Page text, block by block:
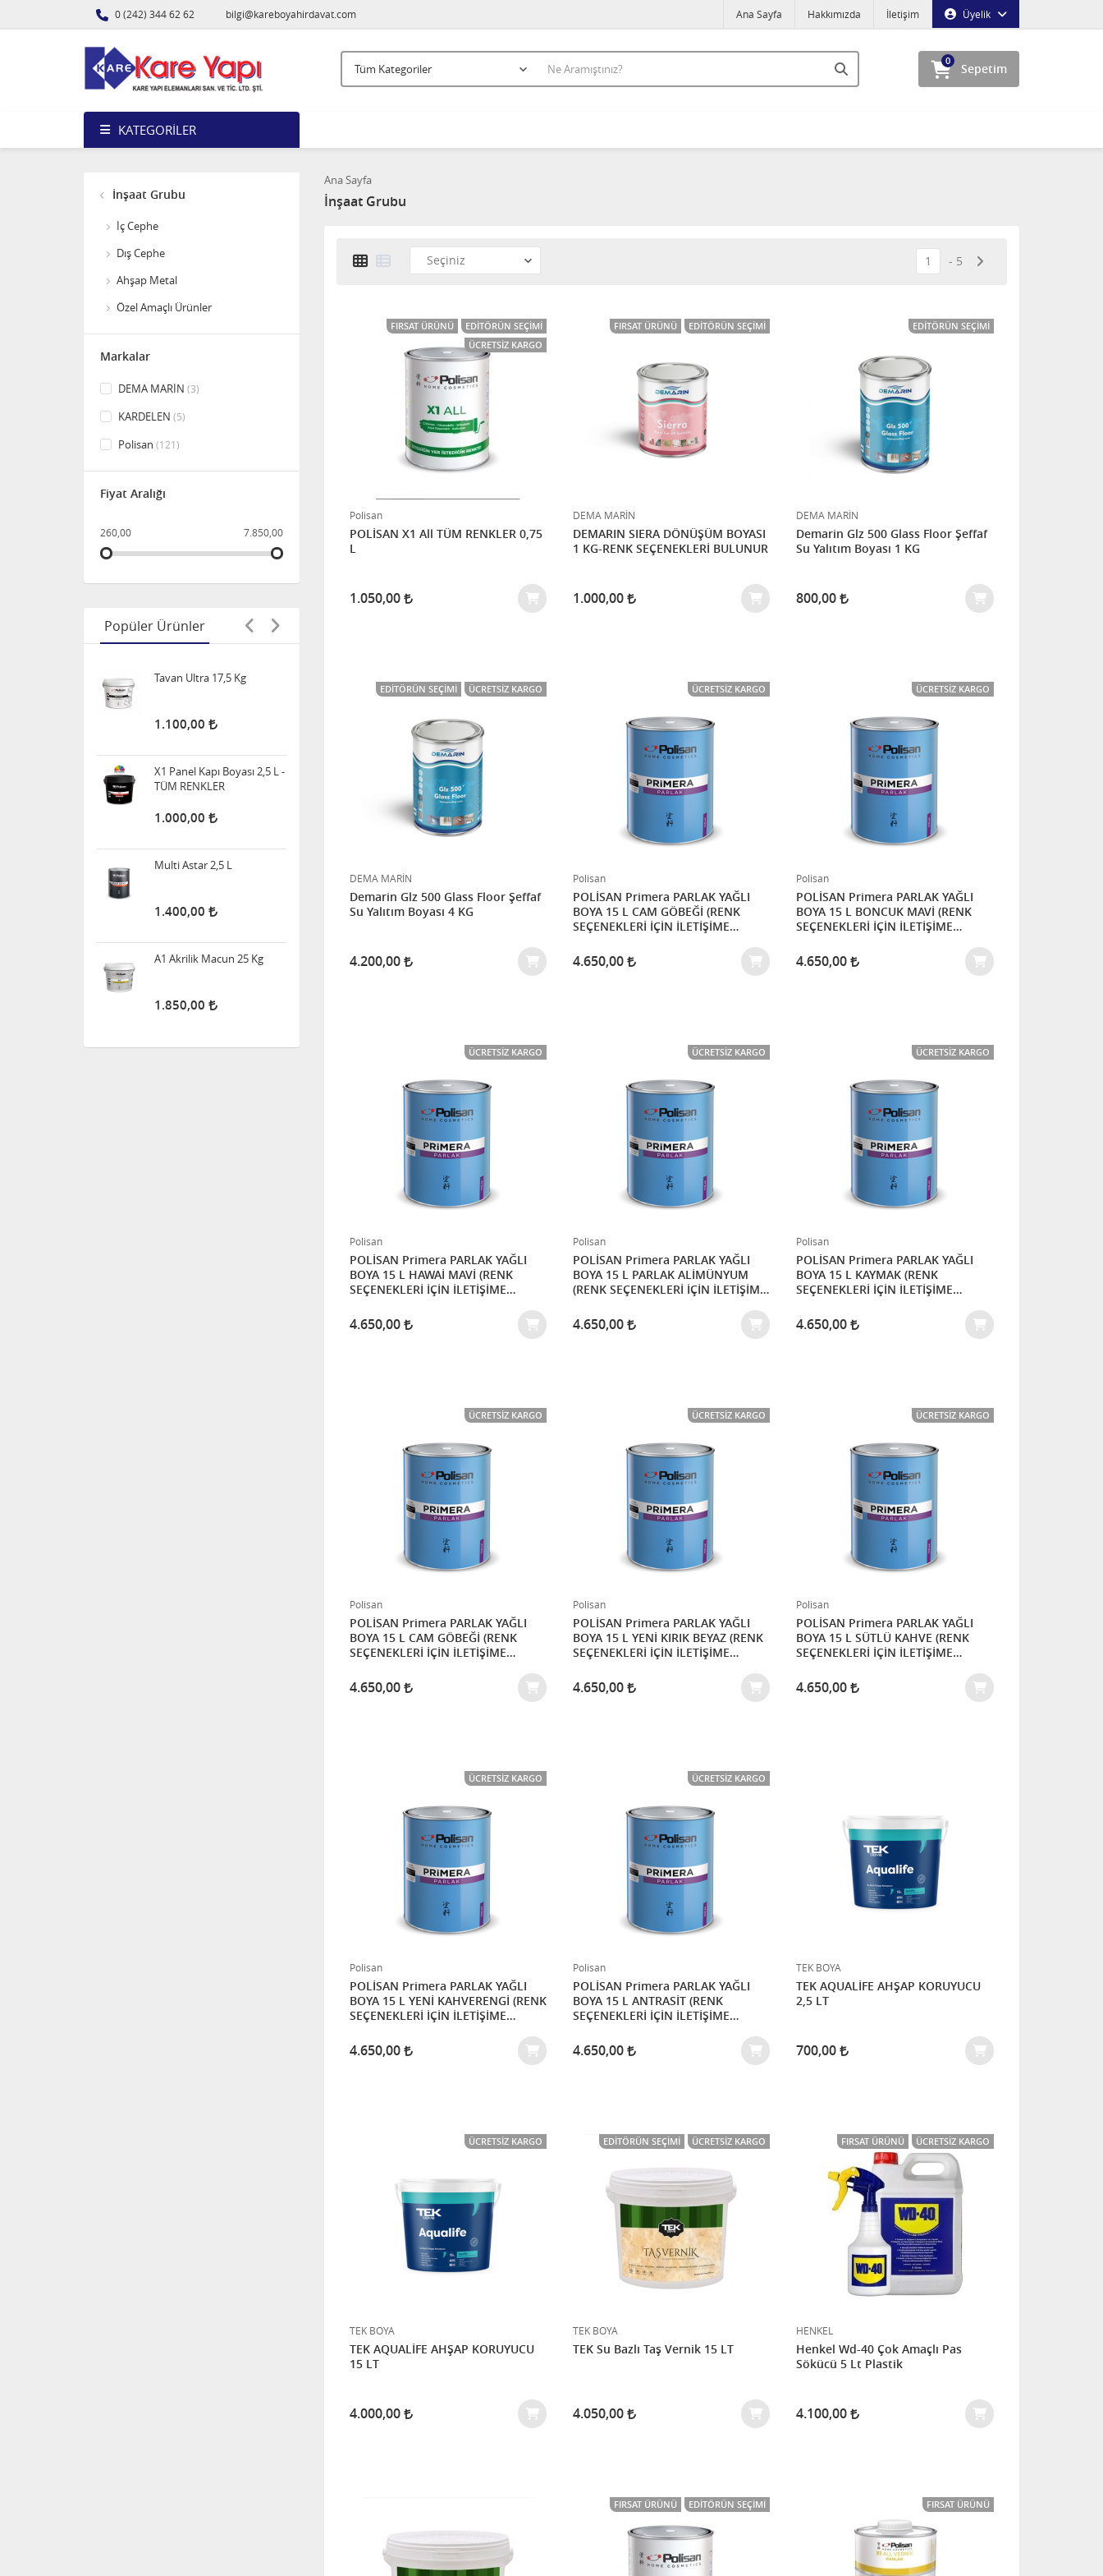
0 (242) 344 62 62 bilgi@kareboyahirdavat.com Üyelik
Ana Sayfa Hakkımızda İletişim
Sepetim
0
KATEGORILER
İnşaat Grubu
İç Cephe
Dış Cephe
Ahşap Metal
Özel Amaçlı Ürünler
Markalar
DEMA MARİN (3)
KARDELEN (5)
Polisan (121)
Fiyat Aralığı
260,00 7.850,00
Popüler Ürünler
Kg
1.450,00
Perla Sera Antipas 20 Kg
KORUYUCU 2,5 LT
700,00
Çatı Elyaflı 20 Kg
Tavan Ultra 17,5 Kg
1.100,00
X1 Panel Kapı Boyası 2,5 L -
1.000,00
Multi Astar 2,5 L
1.400,00
A1 Akrilik Macun 25 Kg
1.850,00
Elegans Extra Tavan 17,5
1.450,00
Ana Sayfa
İnşaat Grubu
1 5
FIRSAT ÜRÜNÜ
EDITÖRÜN SEÇIMI
ÜCRETSIZ KARGO
Polisan
POLİSAN X1 All TÜM RENKLER 0,75
L
1.050,00
FIRSAT ÜRÜNÜ EDITÖRÜN SEÇIMI
DEMA MARİN
DEMARIN SIERA DÖNÜŞÜM BOYASI
1 KG-RENK SEÇENEKLERİ BULUNUR
1.000,00
EDITÖRÜN SEÇIMI
DEMA MARİN
Demarin Glz 500 Glass Floor Şeffaf
Su Yalıtım Boyası 1 KG
800,00
EDITÖRÜN SEÇIMI ÜCRETSIZ KARGO
DEMA MARİN
Demarin Glz 500 Glass Floor Şeffaf
Su Yalıtım Boyası 4 KG
4.200,00
ÜCRETSIZ KARGO
Polisan
POLİSAN Primera PARLAK YAĞLI
BOYA 15 L CAM GÖBEĞİ (RENK
SEÇENEKLERİ İÇİN İLETİŞİME
4.650,00
ÜCRETSIZ KARGO
Polisan
POLİSAN Primera PARLAK YAĞLI
BOYA 15 L BONCUK MAVİ (RENK
SEÇENEKLERİ İÇİN İLETİŞİME
4.650,00
ÜCRETSIZ KARGO
Polisan
POLİSAN Primera PARLAK YAĞLI
BOYA 15 L HAWAİ MAVİ (RENK
SEÇENEKLERİ İÇİN İLETİŞİME
4.650,00
ÜCRETSIZ KARGO
Polisan
POLİSAN Primera PARLAK YAĞLI
BOYA 15 L PARLAK ALİMÜNYUM
(RENK SEÇENEKLERİ İÇİN İLETİŞİME
4.650,00
ÜCRETSIZ KARGO
Polisan
POLİSAN Primera PARLAK YAĞLI
BOYA 15 L KAYMAK (RENK
SEÇENEKLERİ İÇİN İLETİŞİME
4.650,00
ÜCRETSIZ KARGO
Polisan
POLİSAN Primera PARLAK YAĞLI
BOYA 15 L CAM GÖBEĞİ (RENK
SEÇENEKLERİ İÇİN İLETİŞİME
4.650,00
ÜCRETSIZ KARGO
Polisan
POLİSAN Primera PARLAK YAĞLI
BOYA 15 L YENİ KIRIK BEYAZ (RENK
SEÇENEKLERİ İÇİN İLETİŞİME
4.650,00
ÜCRETSIZ KARGO
Polisan
POLİSAN Primera PARLAK YAĞLI
BOYA 15 L SÜTLÜ KAHVE (RENK
SEÇENEKLERİ İÇİN İLETİŞİME
4.650,00
ÜCRETSIZ KARGO
Polisan
POLİSAN Primera PARLAK YAĞLI
BOYA 15 L YENİ KAHVERENGİ (RENK
SEÇENEKLERİ İÇİN İLETİŞİME
4.650,00
ÜCRETSIZ KARGO
Polisan
POLİSAN Primera PARLAK YAĞLI
BOYA 15 L ANTRASİT (RENK
SEÇENEKLERİ İÇİN İLETİŞİME
4.650,00
TEK BOYA
TEK AQUALİFE AHŞAP KORUYUCU
2,5 LT
700,00
ÜCRETSIZ KARGO
TEK BOYA
TEK AQUALİFE AHŞAP KORUYUCU
15 LT
4.000,00
EDITÖRÜN SEÇIMI ÜCRETSIZ KARGO
TEK BOYA
TEK Su Bazlı Taş Vernik 15 LT
4.050,00
FIRSAT ÜRÜNÜ ÜCRETSIZ KARGO
HENKEL
Henkel Wd-40 Çok Amaçlı Pas
Sökücü 5 Lt Plastik
4.100,00
FIRSAT ÜRÜNÜ EDITÖRÜN SEÇIMI FIRSAT ÜRÜNÜ